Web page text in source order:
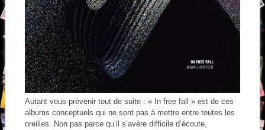
Autant vous prévenir tout de suite : « In free fall » est de ces
albums conceptuels qui ne sont pas à mettre entre toutes les
oreilles. Non pas parce qu’il s’avère difficile d’écoute,